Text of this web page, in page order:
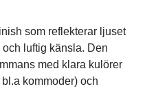
som reflekterar ljuset
luftig känsla. Den
med klara kulörer
kommoder) och